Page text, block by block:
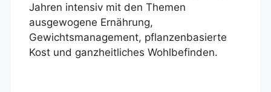
Jahren intensiv mit den Themen
ausgewogene Ernährung,
Gewichtsmanagement, pflanzenbasierte
Kost und ganzheitliches Wohlbefinden.